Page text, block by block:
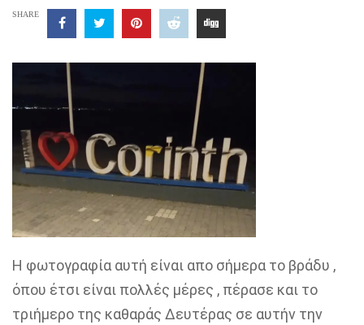
SHARE
Η φωτογραφία αυτή είναι απο σήμερα το βράδυ ,
όπου έτσι είναι πολλές μέρες , πέρασε και το
τριήμερο της καθαράς Δευτέρας σε αυτήν την